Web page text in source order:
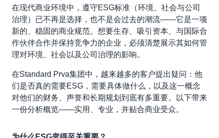
在现代商业环境中，遵守ESG标准（环境、社会与公司
治理）已不再是选择，也不是会过去的潮流——它是一项
新的、稳固的商业规范。想要生存、吸引资本、与国际合
作伙伴合作并保持竞争力的企业，必须清楚展示其如何管
理对环境、社会以及公司治理的影响。
在Standard Prva集团中，越来越多的客户提出疑问：他
们是否真的需要ESG，需要具体做什么，以及这一概念
对他们的财务、声誉和长期规划到底有多重要。以下带来
一份分析概览——实用、专业，并贴合商业受众。